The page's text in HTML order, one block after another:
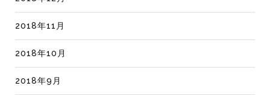
2018年11月
2018年10月
2018年9月